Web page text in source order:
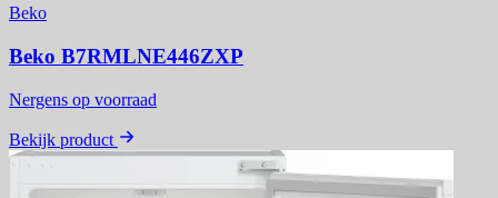
Beko
Beko B7RMLNE446ZXP
Nergens op voorraad
Bekijk product